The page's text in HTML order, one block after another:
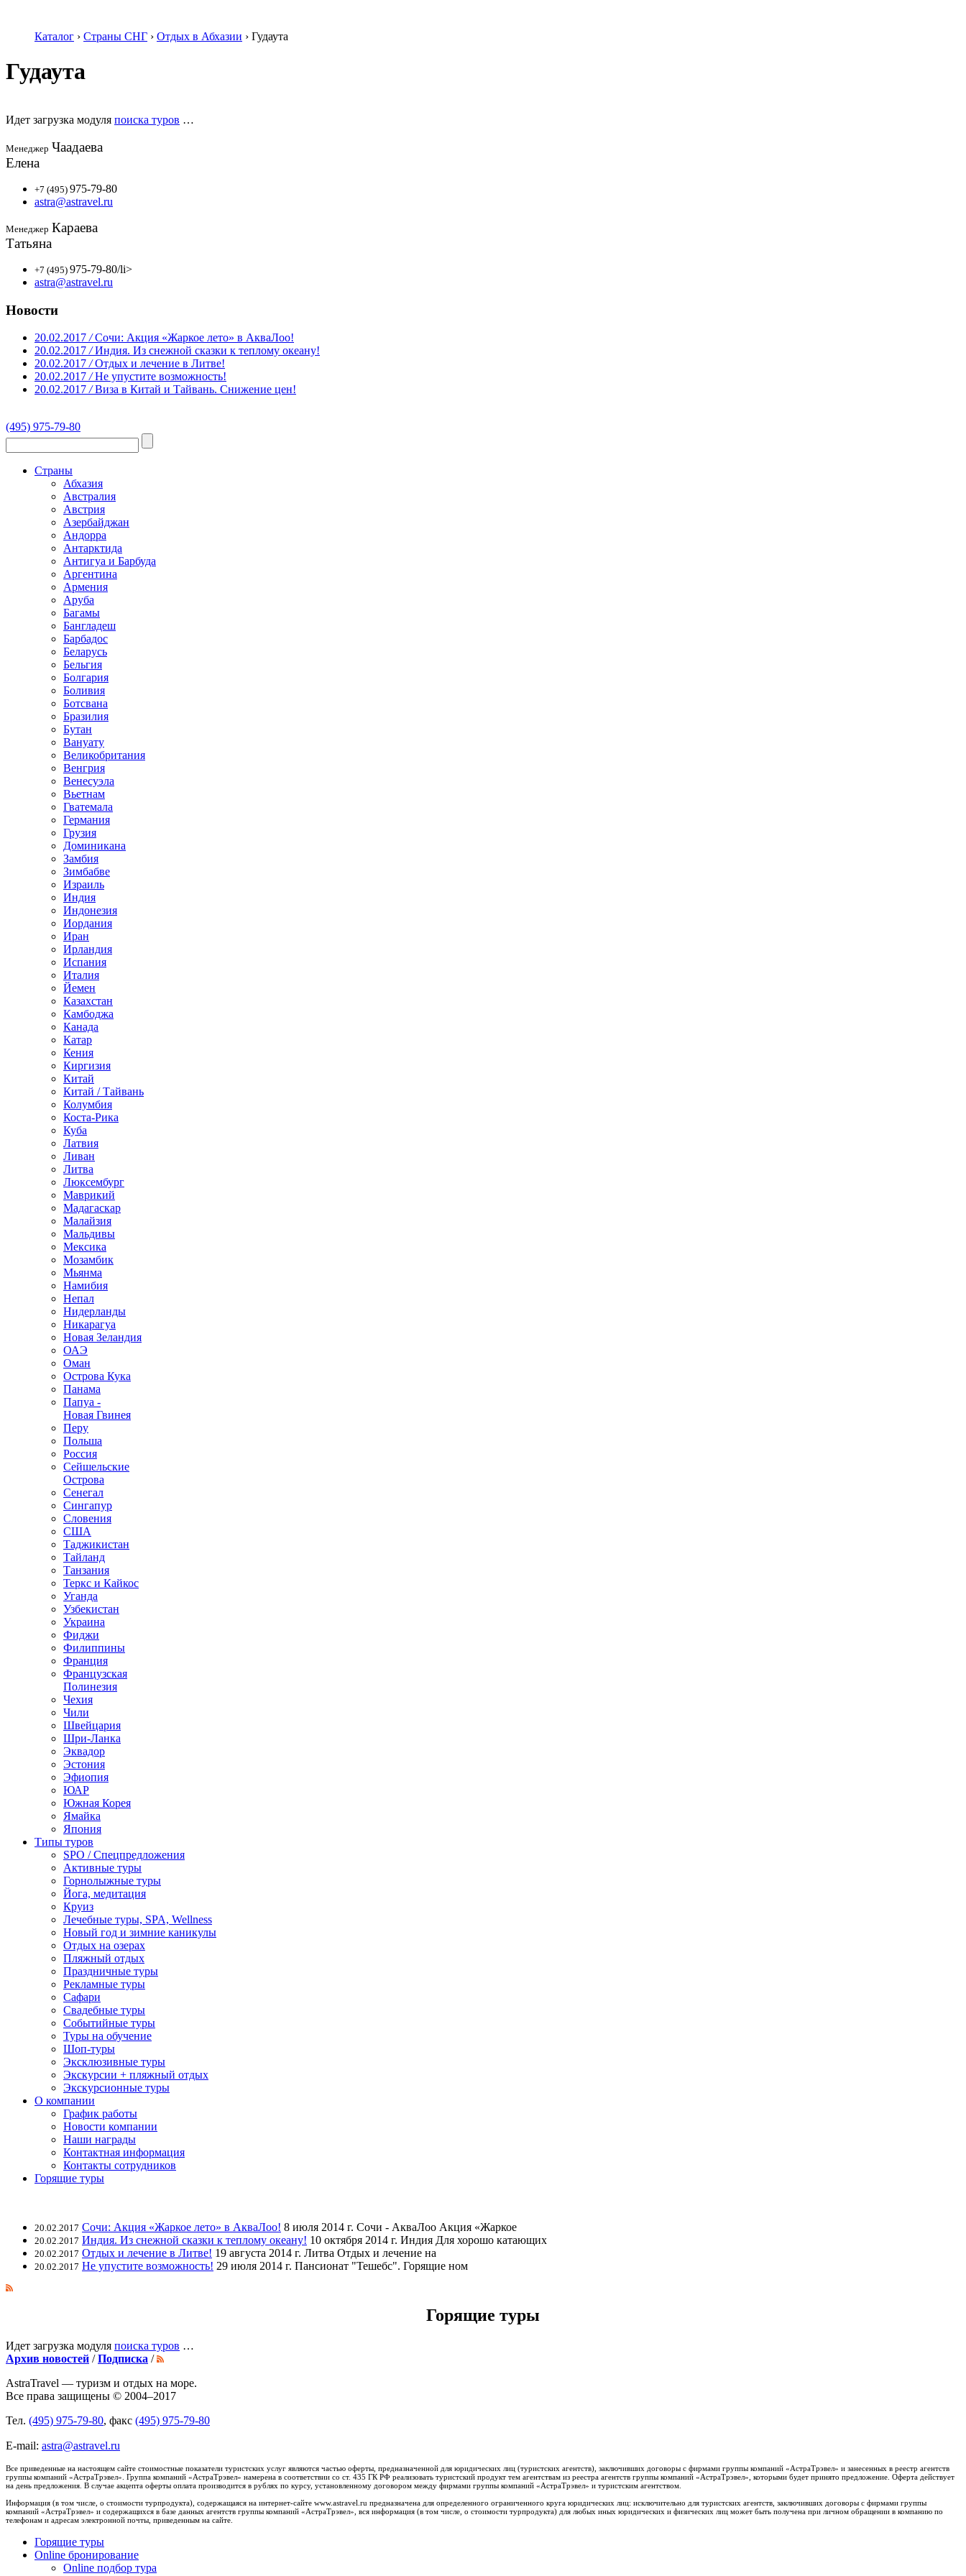
Каталог › Страны СНГ › Отдых в Абхазии › Гудаута
Гудаута
Идет загрузка модуля поиска туров …
Менеджер Чаадаева
Елена
+7 (495) 975-79-80
astra@astravel.ru
Менеджер Караева
Татьяна
+7 (495) 975-79-80/li>
astra@astravel.ru
Новости
20.02.2017 / Сочи: Акция «Жаркое лето» в АкваЛоо!
20.02.2017 / Индия. Из снежной сказки к теплому океану!
20.02.2017 / Отдых и лечение в Литве!
20.02.2017 / Не упустите возможность!
20.02.2017 / Виза в Китай и Тайвань. Снижение цен!
(495) 975-79-80
Страны
Абхазия
Австралия
Австрия
Азербайджан
Андорра
Антарктида
Антигуа и Барбуда
Аргентина
Армения
Аруба
Багамы
Бангладеш
Барбадос
Беларусь
Бельгия
Болгария
Боливия
Ботсвана
Бразилия
Бутан
Вануату
Великобритания
Венгрия
Венесуэла
Вьетнам
Гватемала
Германия
Грузия
Доминикана
Замбия
Зимбабве
Израиль
Индия
Индонезия
Иордания
Иран
Ирландия
Испания
Италия
Йемен
Казахстан
Камбоджа
Канада
Катар
Кения
Киргизия
Китай
Китай / Тайвань
Колумбия
Коста-Рика
Куба
Латвия
Ливан
Литва
Люксембург
Маврикий
Мадагаскар
Малайзия
Мальдивы
Мексика
Мозамбик
Мьянма
Намибия
Непал
Нидерланды
Никарагуа
Новая Зеландия
ОАЭ
Оман
Острова Кука
Панама
Папуа -
Новая Гвинея
Перу
Польша
Россия
Сейшельские
Острова
Сенегал
Сингапур
Словения
США
Таджикистан
Тайланд
Танзания
Теркс и Кайкос
Уганда
Узбекистан
Украина
Фиджи
Филиппины
Франция
Французская
Полинезия
Чехия
Чили
Швейцария
Шри-Ланка
Эквадор
Эстония
Эфиопия
ЮАР
Южная Корея
Ямайка
Япония
Типы туров
SPO / Спецпредложения
Активные туры
Горнолыжные туры
Йога, медитация
Круиз
Лечебные туры, SPA, Wellness
Новый год и зимние каникулы
Отдых на озерах
Пляжный отдых
Праздничные туры
Рекламные туры
Сафари
Свадебные туры
Событийные туры
Туры на обучение
Шоп-туры
Эксклюзивные туры
Экскурсии + пляжный отдых
Экскурсионные туры
О компании
График работы
Новости компании
Наши награды
Контактная информация
Контакты сотрудников
Горящие туры
20.02.2017 Сочи: Акция «Жаркое лето» в АкваЛоо! 8 июля 2014 г. Сочи - АкваЛоо Акция «Жаркое
20.02.2017 Индия. Из снежной сказки к теплому океану! 10 октября 2014 г. Индия Для хорошо катающих
20.02.2017 Отдых и лечение в Литве! 19 августа 2014 г. Литва Отдых и лечение на
20.02.2017 Не упустите возможность! 29 июля 2014 г. Пансионат "Тешебс". Горящие ном
Горящие туры
Идет загрузка модуля поиска туров …
Архив новостей /Подписка /
AstraTravel — туризм и отдых на море.
Все права защищены © 2004–2017
Тел. (495) 975-79-80, факс (495) 975-79-80
E-mail: astra@astravel.ru
Все приведенные на настоящем сайте стоимостные показатели туристских услуг являются частью оферты, предназначенной для юридических лиц (туристских агентств), заключивших договоры с фирмами группы компаний «АстраТрэвел» и занесенных в реестр агентств
группы компаний «АстраТрэвел». Группа компаний «АстраТрэвел» намерена в соответствии со ст. 435 ГК РФ реализовать туристский продукт тем агентствам из реестра агентств группы компаний «АстраТрэвел», которыми будет принято предложение. Оферта действует
на день предложения. В случае акцепта оферты оплата производится в рублях по курсу, установленному договором между фирмами группы компаний «АстраТрэвел» и туристским агентством.
Информация (в том числе, о стоимости турпродукта), содержащаяся на интернет-сайте www.astravel.ru предназначена для определенного ограниченного круга юридических лиц: исключительно для туристских агентств, заключивших договоры с фирмами группы
компаний «АстраТрэвел» и содержащихся в базе данных агентств группы компаний «АстраТрэвел», вся информация (в том числе, о стоимости турпродукта) для любых иных юридических и физических лиц может быть получена при личном обращении в компанию по
телефонам и адресам электронной почты, приведенным на сайте.
Горящие туры
Online бронирование
Online подбор тура